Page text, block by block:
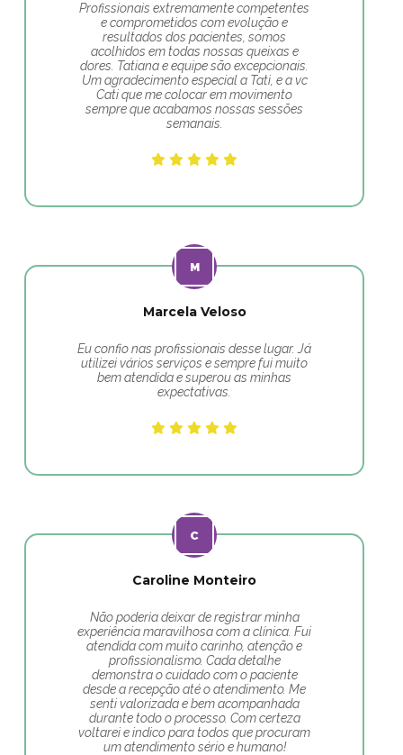
Profissionais extremamente competentes
e comprometidos com evolução e
resultados dos pacientes, somos
acolhidos em todas nossas queixas e
dores. Tatiana e equipe são excepcionais.
Um agradecimento especial a Tati, e a vc
Cati que me colocar em movimento
sempre que acabamos nossas sessões
semanais.
Marcela Veloso
Eu confio nas profissionais desse lugar. Já
utilizei vários serviços e sempre fui muito
bem atendida e superou as minhas
expectativas.
Caroline Monteiro
Não poderia deixar de registrar minha
experiência maravilhosa com a clínica. Fui
atendida com muito carinho, atenção e
profissionalismo. Cada detalhe
demonstra o cuidado com o paciente
desde a recepção até o atendimento. Me
senti valorizada e bem acompanhada
durante todo o processo. Com certeza
voltarei e indico para todos que procuram
um atendimento sério e humano!